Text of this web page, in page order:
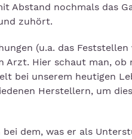
Abstand nochmals das
zuhört.
(u.a. das Feststellen
Arzt. Hier schaut man, ob
bei unserem heutigen
Herstellern, um
dem, was er als